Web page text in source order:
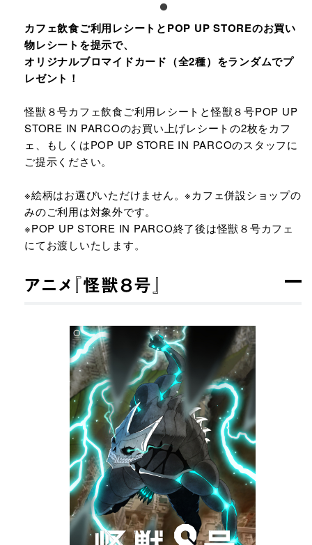
カフェ飲食ご利用レシートとPOP UP STOREのお買い
物レシートを提示で、
オリジナルブロマイドカード（全2種）をランダムでプ
レゼント！
怪獣８号カフェ飲食ご利用レシートと怪獣８号POP UP
STORE IN PARCOのお買い上げレシートの2枚をカフ
ェ、もしくはPOP UP STORE IN PARCOのスタッフに
ご提示ください。
※絵柄はお選びいただけません。※カフェ併設ショップの
みのご利用は対象外です。
※POP UP STORE IN PARCO終了後は怪獣８号カフェ
にてお渡しいたします。
アニメ『怪獣８号』